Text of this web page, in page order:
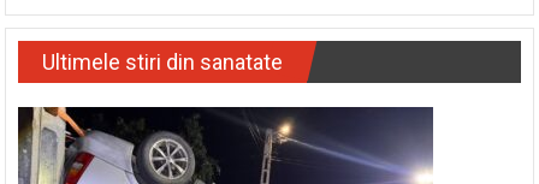
Ultimele stiri din sanatate